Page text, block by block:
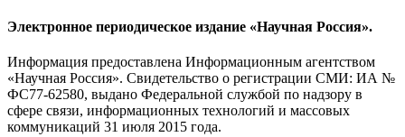
Электронное периодическое издание «Научная Россия».
Информация предоставлена Информационным агентством
«Научная Россия». Свидетельство о регистрации СМИ: ИА №
ФС77-62580, выдано Федеральной службой по надзору в
сфере связи, информационных технологий и массовых
коммуникаций 31 июля 2015 года.